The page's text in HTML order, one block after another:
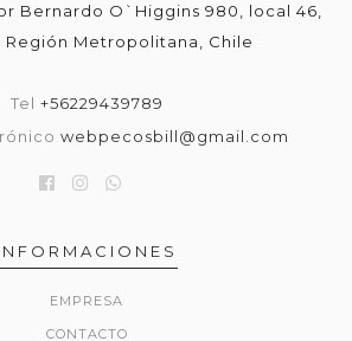
Bernardo O`Higgins 980, local 46,
Región Metropolitana, Chile
Tel +56229439789
webpecosbill@gmail.com
EMPRESA
CONTACTO